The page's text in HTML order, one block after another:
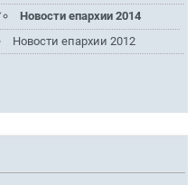
Новости епархии 2014
Новости епархии 2012